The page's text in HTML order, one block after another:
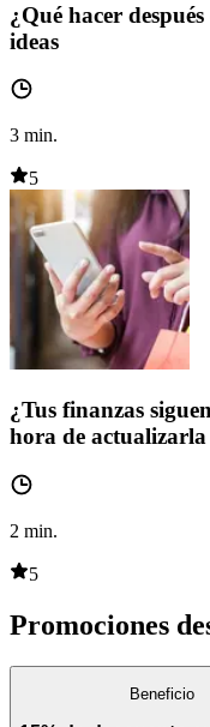
¿Qué hacer
ideas
3 min.
5
¿Tus finanzas
hora de actualizarla
2 min.
5
Promociones
Beneficio